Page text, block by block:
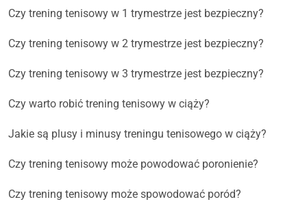
Czy trening tenisowy w 1 trymestrze jest bezpieczny?
Czy trening tenisowy w 2 trymestrze jest bezpieczny?
Czy trening tenisowy w 3 trymestrze jest bezpieczny?
Czy warto robić trening tenisowy w ciąży?
Jakie są plusy i minusy treningu tenisowego w ciąży?
Czy trening tenisowy może powodować poronienie?
Czy trening tenisowy może spowodować poród?